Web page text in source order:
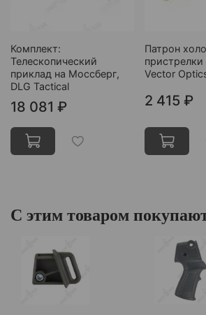
Комплект:
Телескопический
приклад на Моссберг,
DLG Tactical
18 081 ₽
Патрон
пристрелки
Vector
2 415 ₽
С этим товаром